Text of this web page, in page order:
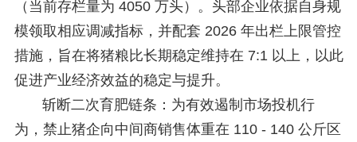
（当前存栏量为 4050 万头）。头部企业依据自身规
模领取相应调减指标，并配套 2026 年出栏上限管控
措施，旨在将猪粮比长期稳定维持在 7:1 以上，以此
促进产业经济效益的稳定与提升。
斩断二次育肥链条：为有效遏制市场投机行
为，禁止猪企向中间商销售体重在 110 - 140 公斤区